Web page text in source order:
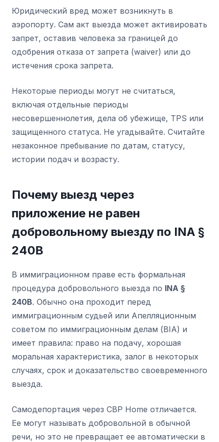
Юридический вред может возникнуть в
аэропорту. Сам акт выезда может активировать
запрет, оставив человека за границей до
одобрения отказа от запрета (waiver) или до
истечения срока запрета.
Некоторые периоды могут не считаться,
включая отдельные периоды
несовершеннолетия, дела об убежище, TPS или
защищенного статуса. Не угадывайте. Считайте
незаконное пребывание по датам, статусу,
истории подач и возрасту.
Почему выезд через
приложение не равен
добровольному выезду по INA §
240B
В иммиграционном праве есть формальная
процедура добровольного выезда по INA §
240B. Обычно она проходит перед
иммиграционным судьей или Апелляционным
советом по иммиграционным делам (BIA) и
имеет правила: право на подачу, хорошая
моральная характеристика, залог в некоторых
случаях, срок и доказательство своевременного
выезда.
Самодепортация через CBP Home отличается.
Ее могут называть добровольной в обычной
речи, но это не превращает ее автоматически в